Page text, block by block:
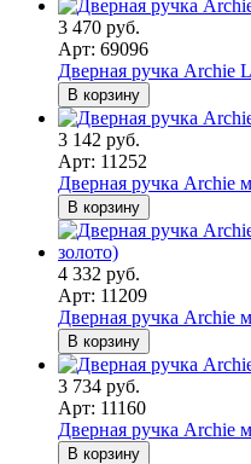
3 470 руб.
Арт: 69096
Дверная ручка Archie
В корзину
3 142 руб.
Арт: 11252
Дверная ручка Archie
В корзину
4 332 руб.
Арт: 11209
Дверная ручка Archie
В корзину
3 734 руб.
Арт: 11160
Дверная ручка Archie
В корзину